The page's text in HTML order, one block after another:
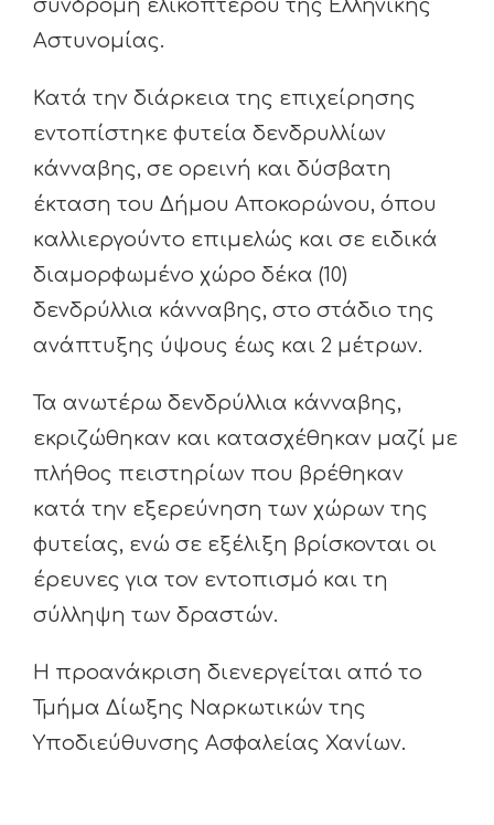
συνδρομή ελικοπτέρου της Ελληνικής
Αστυνομίας.
Κατά την διάρκεια της επιχείρησης
εντοπίστηκε φυτεία δενδρυλλίων
κάνναβης, σε ορεινή και δύσβατη
έκταση του Δήμου Αποκορώνου, όπου
καλλιεργούντο επιμελώς και σε ειδικά
διαμορφωμένο χώρο δέκα (10)
δενδρύλλια κάνναβης, στο στάδιο της
ανάπτυξης ύψους έως και 2 μέτρων.
Τα ανωτέρω δενδρύλλια κάνναβης,
εκριζώθηκαν και κατασχέθηκαν μαζί με
πλήθος πειστηρίων που βρέθηκαν
κατά την εξερεύνηση των χώρων της
φυτείας, ενώ σε εξέλιξη βρίσκονται οι
έρευνες για τον εντοπισμό και τη
σύλληψη των δραστών.
Η προανάκριση διενεργείται από το
Τμήμα Δίωξης Ναρκωτικών της
Υποδιεύθυνσης Ασφαλείας Χανίων.